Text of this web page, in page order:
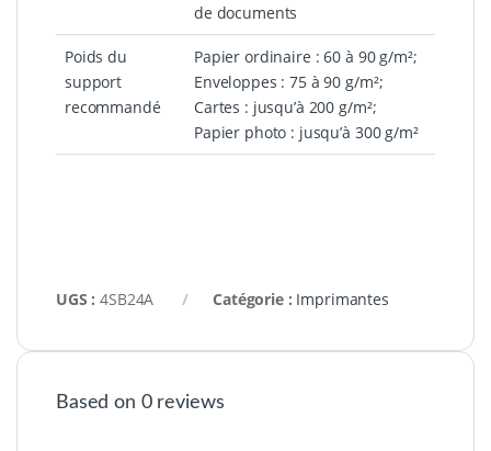
de documents
Poids du
support
recommandé
Papier ordinaire : 60 à 90 g/m²;
Enveloppes : 75 à 90 g/m²;
Cartes : jusqu’à 200 g/m²;
Papier photo : jusqu’à 300 g/m²
UGS :4SB24A Catégorie : Imprimantes
Based on 0 reviews